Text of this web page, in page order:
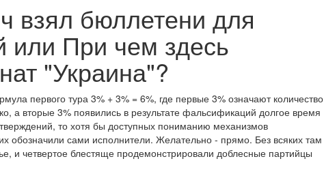
взял бюллетени для
При чем здесь
"Украина"?
первого тура 3% + 3% = 6%, где первые 3% означают количество
а вторые 3% появились в результате фальсификаций долгое время
то хотя бы доступных пониманию механизмов
обозначили сами исполнители. Желательно - прямо. Без всяких там
и четвертое блестяще продемонстрировали доблесные партийцы